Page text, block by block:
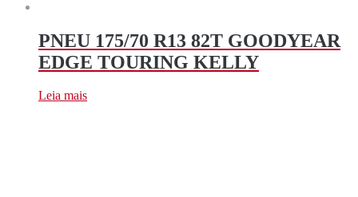
PNEU 175/70 R13 82T GOODYEAR
EDGE TOURING KELLY
Leia mais